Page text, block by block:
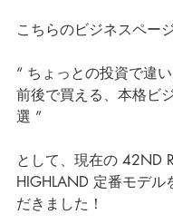
こちらのビジネスページ
“ ちょっとの投資で違
前後で買える、本格ビ
選 ”
として、現在の 42ND
HIGHLAND 定番モデル
だきました！